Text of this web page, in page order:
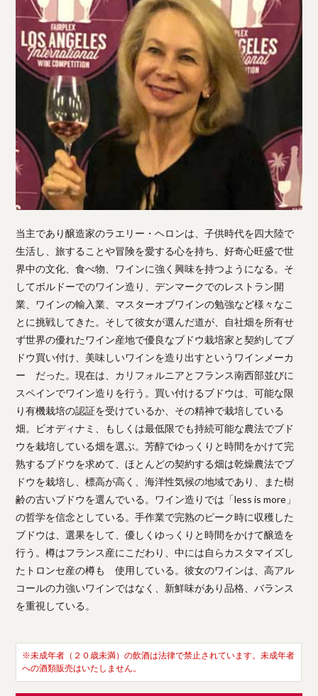
当主であり醸造家のラエリー・ヘロンは、子供時代を四大陸で
生活し、旅することや冒険を愛する心を持ち、好奇心旺盛で世
界中の文化、食べ物、ワインに強く興味を持つようになる。そ
してボルドーでのワイン造り、デンマークでのレストラン開
業、ワインの輸入業、マスターオブワインの勉強など様々なこ
とに挑戦してきた。そして彼女が選んだ道が、自社畑を所有せ
ず世界の優れたワイン産地で優良なブドウ栽培家と契約してブ
ドウ買い付け、美味しいワインを造り出すというワインメーカ
ー だった。現在は、カリフォルニアとフランス南西部並びに
スペインでワイン造りを行う。買い付けるブドウは、可能な限
り有機栽培の認証を受けているか、その精神で栽培している
畑。ビオディナミ、もしくは最低限でも持続可能な農法でブド
ウを栽培している畑を選ぶ。芳醇でゆっくりと時間をかけて完
熟するブドウを求めて、ほとんどの契約する畑は乾燥農法でブ
ドウを栽培し、標高が高く、海洋性気候の地域であり、また樹
齢の古いブドウを選んでいる。ワイン造りでは「less is more」
の哲学を信念としている。手作業で完熟のピーク時に収穫した
ブドウは、選果をして、優しくゆっくりと時間をかけて醸造を
行う。樽はフランス産にこだわり、中には自らカスタマイズし
たトロンセ産の樽も 使用している。彼女のワインは、高アル
コールの力強いワインではなく、新鮮味があり品格、バランス
を重視している。
※未成年者（２０歳未満）の飲酒は法律で禁止されています。未成年者
への酒類販売はいたしません。